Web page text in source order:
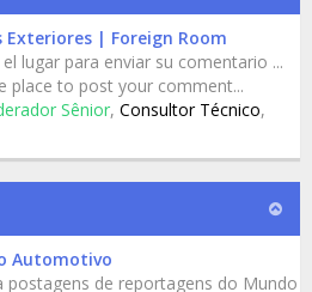
Exteriores | Foreign Room
lugar para enviar su comentario ...
place to post your comment...
Sênior, Consultor Técnico,
Automotivo
postagens de reportagens do Mundo